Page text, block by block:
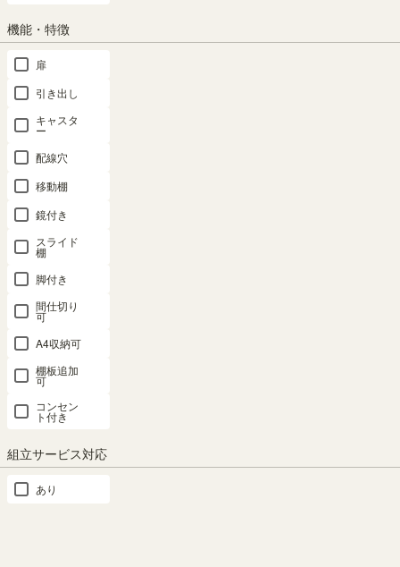
機能・特徴
扉
引き出し
キャスタ
ー
配線穴
移動棚
鏡付き
スライド
棚
脚付き
間仕切り
可
A4収納可
棚板追加
可
コンセン
ト付き
組立サービス対応
あり
対応商品
追加移動棚